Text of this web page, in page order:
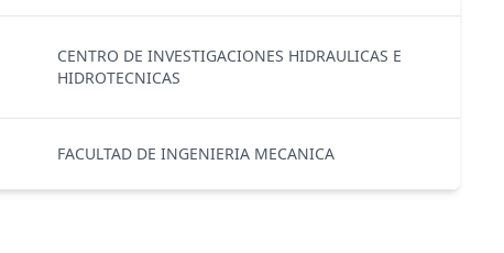
CENTRO DE INVESTIGACIONES HIDRAULICAS E
HIDROTECNICAS
FACULTAD DE INGENIERIA MECANICA